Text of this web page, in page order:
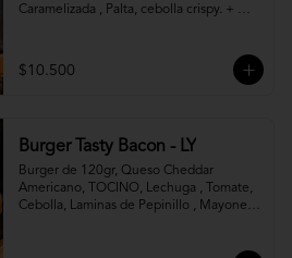
Caramelizada , Palta, cebolla crispy. +
$10.500
Burger Tasty Bacon - LY
Burger de 120gr, Queso Cheddar
Americano, TOCINO, Lechuga , Tomate,
Cebolla, Laminas de Pepinillo , Mayonesa